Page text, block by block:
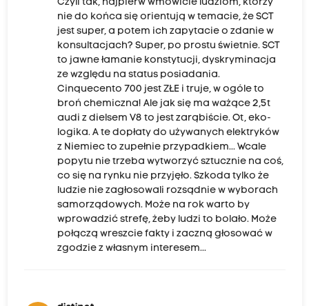
Czyli tak, najpierw wmówicie ludziom, którzy
nie do końca się orientują w temacie, że SCT
jest super, a potem ich zapytacie o zdanie w
konsultacjach? Super, po prostu świetnie. SCT
to jawne łamanie konstytucji, dyskryminacja
ze względu na status posiadania.
Cinquecento 700 jest ZŁE i truje, w ogóle to
broń chemiczna! Ale jak się ma ważące 2,5t
audi z dielsem V8 to jest zarąbiście. Ot, eko-
logika. A te dopłaty do używanych elektryków
z Niemiec to zupełnie przypadkiem... Wcale
popytu nie trzeba wytworzyć sztucznie na coś,
co się na rynku nie przyjęło. Szkoda tylko że
ludzie nie zagłosowali rozsądnie w wyborach
samorządowych. Może na rok warto by
wprowadzić strefę, żeby ludzi to bolało. Może
połączą wreszcie fakty i zaczną głosować w
zgodzie z własnym interesem...